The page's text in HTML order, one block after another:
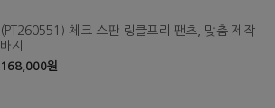
(PT260551) 체크 스판 링클프리 팬츠, 맞춤 제작
바지
168,000원